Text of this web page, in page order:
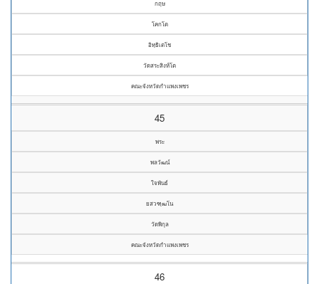
กฤษ
โคกโต
อิทฺธิเตโช
วัดสระสิงห์โต
คณะจังหวัดกำแพงเพชร
45
พระ
พลวัฒน์
ใจพันธ์
ยสวฑฺฒโน
วัดพิกุล
คณะจังหวัดกำแพงเพชร
46